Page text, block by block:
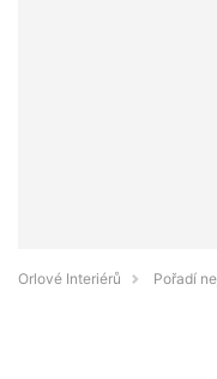
Orlové Interiérů Pořadí